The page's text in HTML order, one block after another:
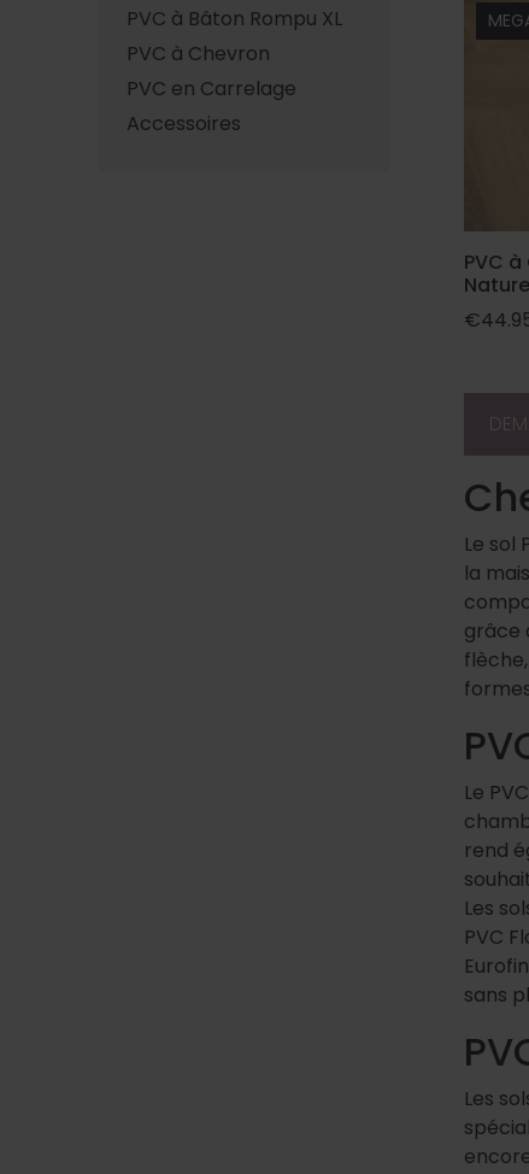
PVC à Bâton Rompu XL
PVC à Chevron
PVC en Carrelage
Accessoires
PVC
Nature
€
Le sol
la
grâce
Le
rend
Les
PVC
sans
Les